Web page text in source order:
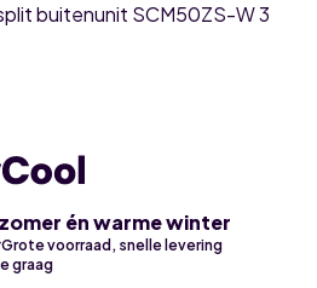
buitenunit SCM50ZS-W 3
én warme winter
Grote voorraad, snelle levering
graag